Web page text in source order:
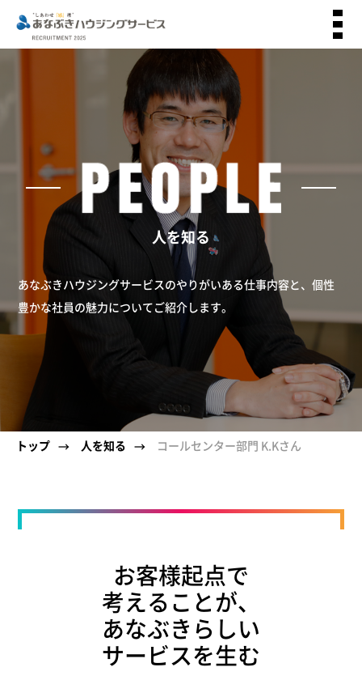
人を知る
あなぶきハウジングサービスのやりがいある仕事内容と、個性
豊かな社員の魅力についてご紹介します。
トップ → 人を知る → コールセンター部門 K.Kさん
お客様起点で
考えることが、
あなぶきらしい
サービスを生む